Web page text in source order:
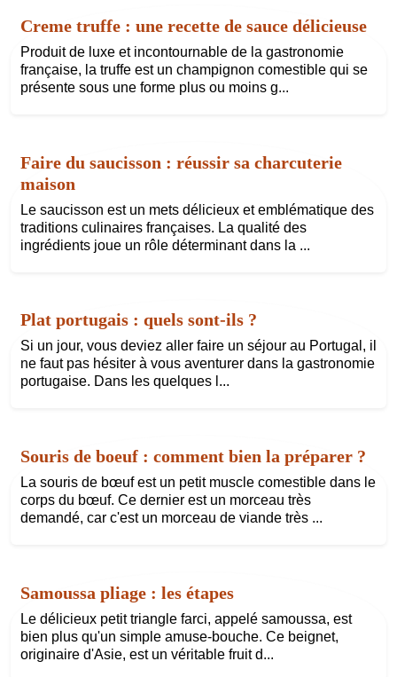
Creme truffe : une recette de sauce délicieuse
Produit de luxe et incontournable de la gastronomie
française, la truffe est un champignon comestible qui se
présente sous une forme plus ou moins g...
Faire du saucisson : réussir sa charcuterie
maison
Le saucisson est un mets délicieux et emblématique des
traditions culinaires françaises. La qualité des
ingrédients joue un rôle déterminant dans la ...
Plat portugais : quels sont-ils ?
Si un jour, vous deviez aller faire un séjour au Portugal, il
ne faut pas hésiter à vous aventurer dans la gastronomie
portugaise. Dans les quelques l...
Souris de boeuf : comment bien la préparer ?
La souris de bœuf est un petit muscle comestible dans le
corps du bœuf. Ce dernier est un morceau très
demandé, car c'est un morceau de viande très ...
Samoussa pliage : les étapes
Le délicieux petit triangle farci, appelé samoussa, est
bien plus qu'un simple amuse-bouche. Ce beignet,
originaire d'Asie, est un véritable fruit d...